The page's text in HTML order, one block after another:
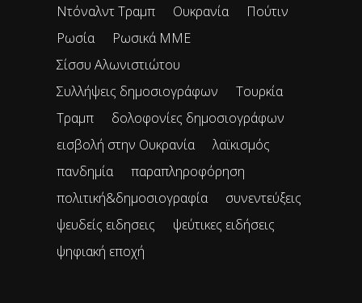
Ντόναλντ Τραμπ
Ουκρανία
Πούτιν
Ρωσία
Ρωσικά ΜΜΕ
Σίσσυ Αλωνιστιώτου
Συλλήψεις δημοσιογράφων
Τουρκία
Τραμπ
δολοφονίες δημοσιογράφων
εισβολή στην Ουκρανία
λαϊκισμός
πανδημία
παραπληροφόρηση
πολιτική&δημοσιογραφία
συνεντεύξεις
ψευδείς ειδησεις
ψεύτικες ειδήσεις
ψηφιακή εποχή